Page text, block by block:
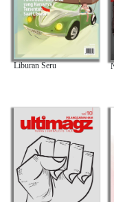
Liburan Seru